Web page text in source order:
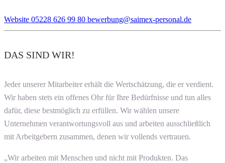
Website 05228 626 99 80 bewerbung@saimex-personal.de
DAS SIND WIR!
Jeder unserer Mitarbeiter erhält die Wertschätzung, die er verdient.
Wir haben stets ein offenes Ohr für Ihre Bedürfnisse und tun alles
dafür, diese bestmöglich zu erfüllen. Wir wählen unsere
Unternehmen verantwortungsvoll aus und arbeiten ausschließlich
mit Arbeitgebern zusammen, denen wir vollends vertrauen.
„Wir arbeiten mit Menschen und nicht mit Produkten. Das